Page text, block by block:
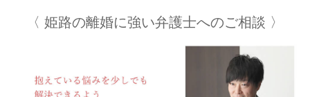
姫路の離婚に強い弁護士へのご相談